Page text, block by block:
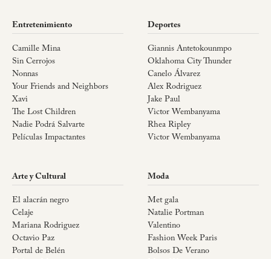
Entretenimiento
Camille Mina
Sin Cerrojos
Nonnas
Your Friends and Neighbors
Xavi
The Lost Children
Nadie Podrá Salvarte
Películas Impactantes
Deportes
Giannis Antetokounmpo
Oklahoma City Thunder
Canelo Álvarez
Alex Rodriguez
Jake Paul
Victor Wembanyama
Rhea Ripley
Victor Wembanyama
Arte y Cultural
El alacrán negro
Celaje
Mariana Rodriguez
Octavio Paz
Portal de Belén
Moda
Met gala
Natalie Portman
Valentino
Fashion Week Paris
Bolsos De Verano